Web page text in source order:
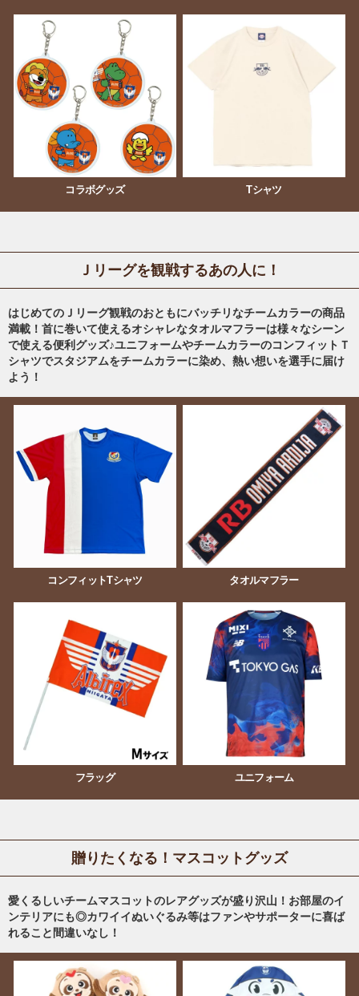
コラボグッズ Tシャツ
Ｊリーグを観戦するあの人に！
はじめてのＪリーグ観戦のおともにバッチリなチームカラーの商品
満載！首に巻いて使えるオシャレなタオルマフラーは様々なシーン
で使える便利グッズ♪ユニフォームやチームカラーのコンフィットＴ
シャツでスタジアムをチームカラーに染め、熱い想いを選手に届け
よう！
コンフィットTシャツ タオルマフラー
フラッグ ユニフォーム
贈りたくなる！マスコットグッズ
愛くるしいチームマスコットのレアグッズが盛り沢山！お部屋のイ
ンテリアにも◎カワイイぬいぐるみ等はファンやサポーターに喜ば
れること間違いなし！